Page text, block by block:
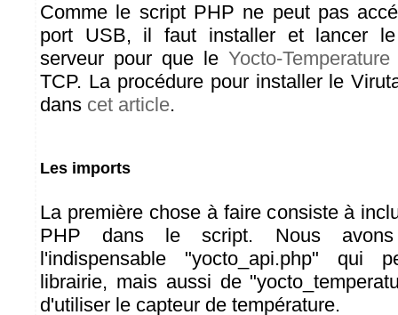
Comme le script PHP ne peut pas
port USB, il faut installer et lancer
serveur pour que le Yocto-Temperature
TCP. La procédure pour installer le
dans cet article.
Les imports
La première chose à faire consiste à
PHP dans le script. Nous avons
l'indispensable "yocto_api.php" qui
librairie, mais aussi de
d'utiliser le capteur de température.